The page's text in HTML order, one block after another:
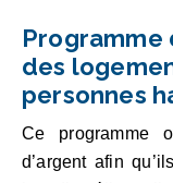
Programme
des
personnes
Ce programme
d’argent afin